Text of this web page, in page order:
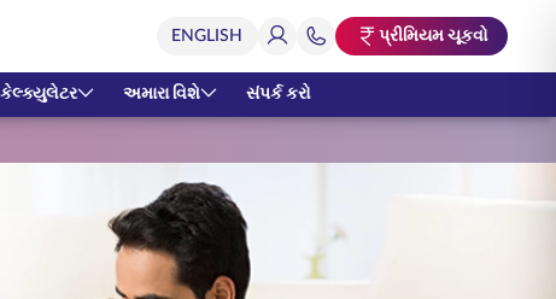
પ્રીમિયમ ચૂકવો
અમારા વિશે સંપર્ક કરો